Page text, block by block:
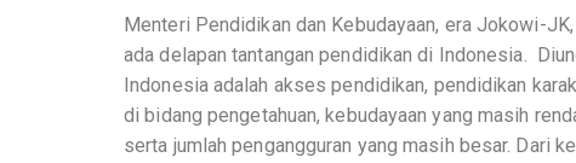
Menteri Pendidikan dan Kebudayaan, era Jokowi-
ada delapan tantangan pendidikan di Indonesia.
Indonesia adalah akses pendidikan, pendidikan
di bidang pengetahuan, kebudayaan yang masih
serta jumlah pengangguran yang masih besar. Dari